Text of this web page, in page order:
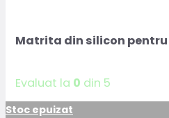
Matrita din silicon
Evaluat la 0 din 5
Stoc epuizat